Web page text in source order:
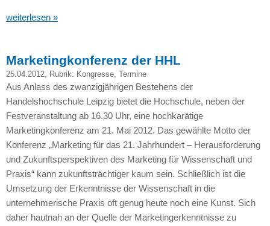
weiterlesen »
Marketingkonferenz der HHL
25.04.2012, Rubrik: Kongresse, Termine
Aus Anlass des zwanzigjährigen Bestehens der
Handelshochschule Leipzig bietet die Hochschule, neben der
Festveranstaltung ab 16.30 Uhr, eine hochkarätige
Marketingkonferenz am 21. Mai 2012. Das gewählte Motto der
Konferenz „Marketing für das 21. Jahrhundert – Herausforderung
und Zukunftsperspektiven des Marketing für Wissenschaft und
Praxis“ kann zukunftsträchtiger kaum sein. Schließlich ist die
Umsetzung der Erkenntnisse der Wissenschaft in die
unternehmerische Praxis oft genug heute noch eine Kunst. Sich
daher hautnah an der Quelle der Marketingerkenntnisse zu